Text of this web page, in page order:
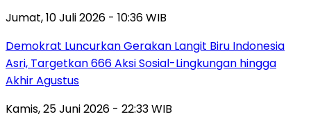
Jumat, 10 Juli 2026 - 10:36 WIB
Demokrat Luncurkan Gerakan Langit Biru Indonesia
Asri, Targetkan 666 Aksi Sosial-Lingkungan hingga
Akhir Agustus
Kamis, 25 Juni 2026 - 22:33 WIB